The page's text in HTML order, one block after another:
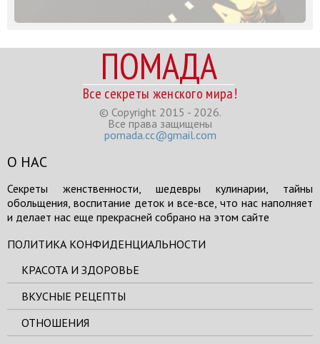
ПОМАДА
Все секреты женского мира!
© Copyright 2015 - 2026.
Все права защищены
pomada.cc@gmail.com
О НАС
Секреты женственности, шедевры кулинарии, тайны
обольщения, воспитание деток и все-все, что нас наполняет
и делает нас еще прекрасней собрано на этом сайте
ПОЛИТИКА КОНФИДЕНЦИАЛЬНОСТИ
КРАСОТА И ЗДОРОВЬЕ
ВКУСНЫЕ РЕЦЕПТЫ
ОТНОШЕНИЯ